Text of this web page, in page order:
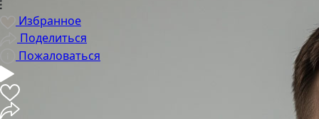
Избранное
Поделиться
Пожаловаться